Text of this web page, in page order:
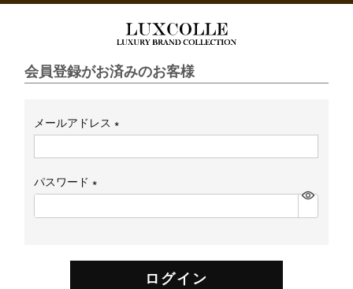
会員登録がお済みのお客様
メールアドレス
パスワード
ログイン